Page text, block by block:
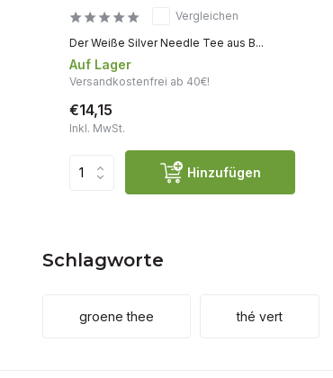
Vergleichen
Der Weiße Silver Needle Tee aus B...
Auf Lager
Versandkostenfrei ab 40€!
€14,15
Inkl. MwSt.
Hinzufügen
Schlagworte
groene thee thé vert